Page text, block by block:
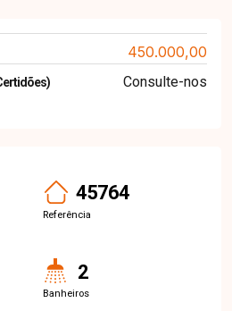
450.000,00
Consulte-nos
45764
Referência
2
Banheiros